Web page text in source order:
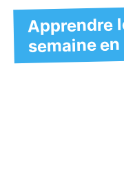
Apprendre
semaine